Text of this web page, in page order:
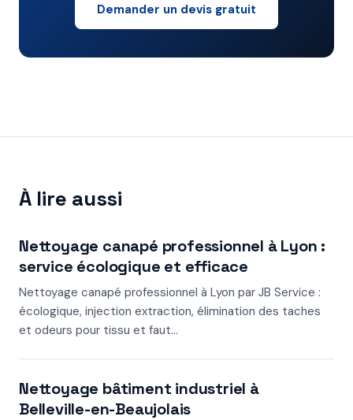
Demander un devis gratuit
À lire aussi
Nettoyage canapé professionnel à Lyon :
service écologique et efficace
Nettoyage canapé professionnel à Lyon par JB Service :
écologique, injection extraction, élimination des taches
et odeurs pour tissu et faut...
Nettoyage bâtiment industriel à
Belleville-en-Beaujolais